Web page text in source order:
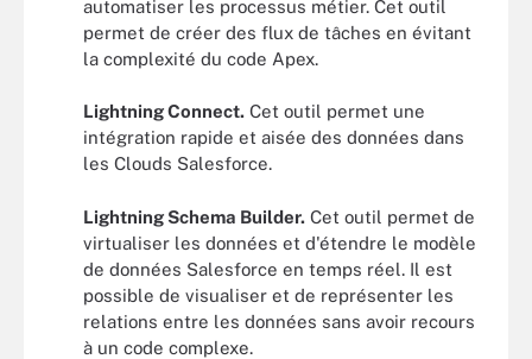
automatiser les processus métier. Cet outil
permet de créer des flux de tâches en évitant
la complexité du code Apex.
Lightning Connect. Cet outil permet une
intégration rapide et aisée des données dans
les Clouds Salesforce.
Lightning Schema Builder. Cet outil permet de
virtualiser les données et d'étendre le modèle
de données Salesforce en temps réel. Il est
possible de visualiser et de représenter les
relations entre les données sans avoir recours
à un code complexe.